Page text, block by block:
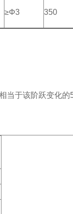
≥Φ3 350
当于该阶跃变化